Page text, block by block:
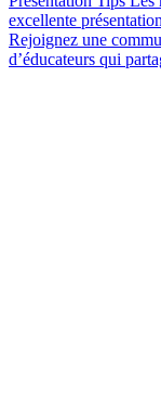
excellente présentation
Rejoignez une
d’éducateurs qui